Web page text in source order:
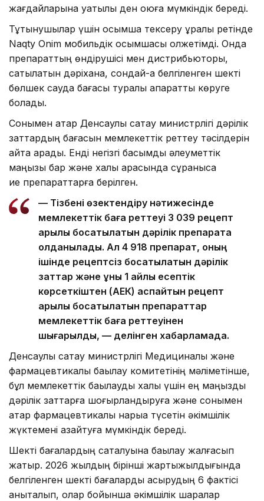
жағдайларына уақтылы ден қоюға мүмкіндік береді.
Тұтынушылар үшін қосымша тексеру құралы ретінде
Naqty Onim мобильдік қосымшасы қолжетімді. Онда
препараттың өндірушісі мен дистрибьюторы,
сатылатын дәріхана, сондай-ақ белгіленген шекті
бөлшек сауда бағасы туралы ақпаратты көруге
болады.
Сонымен қатар Денсаулық сақтау министрлігі дәрілік
заттардың бағасын мемлекеттік реттеу тәсілдерін
қайта қарады. Енді негізгі басымдық әлеуметтік
маңызы бар және халық арасында сұранысқа
ие препараттарға берілген.
— Тізбені өзектендіру нәтижесінде
мемлекеттік баға реттеуі 3 039 рецепт
арқылы босатылатын дәрілік препаратқа
қолданылады. Ал 4 918 препарат, оның
ішінде рецептсіз босатылатын дәрілік
заттар және құны 1 айлық есептік
көрсеткіштен (АЕК) аспайтын рецепт
арқылы босатылатын препараттар
мемлекеттік баға реттеуінен
шығарылды, — делінген хабарламада.
Денсаулық сақтау министрлігі Медициналық және
фармацевтикалық бақылау комитетінің мәліметінше,
бұл мемлекеттік бақылауды халық үшін ең маңызды
дәрілік заттарға шоғырландыруға және сонымен
қатар фармацевтикалық нарыққа түсетін әкімшілік
жүктемені азайтуға мүмкіндік береді.
Шекті бағалардың сақталуына бақылау жалғасып
жатыр. 2026 жылдың бірінші жартыжылдығында
белгіленген шекті бағаларды асырудың 6 фактісі
анықталып, олар бойынша әкімшілік шаралар